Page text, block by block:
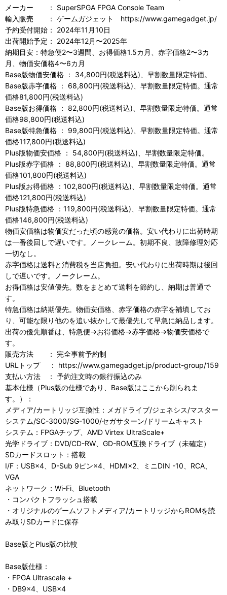
メーカー ： SuperSPGA FPGA Console Team
輸入販売 ： ゲームガジェット https://www.gamegadget.jp/
予約受付開始： 2024年11月10日
出荷開始予定： 2024年12月〜2025年
納期目安：特急便2〜3週間、お得価格1.5カ月、赤字価格2〜3カ
月、物価安価格4〜6カ月
Base版物価安価格 ： 34,800円(税送料込)、早割数量限定特価。
Base版赤字価格 ： 68,800円(税送料込)、早割数量限定特価。通常
価格81,800円(税送料込)
Base版お得価格 ： 82,800円(税送料込)、早割数量限定特価。通常
価格98,800円(税送料込)
Base版特急価格 ： 99,800円(税送料込)、早割数量限定特価。通常
価格117,800円(税送料込)
Plus版物価安価格 ： 54,800円(税送料込)、早割数量限定特価。
Plus版赤字価格 ： 88,800円(税送料込)、早割数量限定特価。通常
価格101,800円(税送料込)
Plus版お得価格 ：102,800円(税送料込)、早割数量限定特価。通常
価格121,800円(税送料込)
Plus版特急価格 ：119,800円(税送料込)、早割数量限定特価。通常
価格146,800円(税送料込)
物価安価格は物価安だった頃の感覚の価格。安い代わりに出荷時期
は一番後回しで遅いです。ノークレーム。初期不良、故障修理対応
一切なし。
赤字価格は送料と消費税を当店負担。安い代わりに出荷時期は後回
しで遅いです。ノークレーム。
お得価格は安値優先。数をまとめて送料を節約し、納期は普通で
す。
特急価格は納期優先。物価安価格、赤字価格の赤字を補填してお
り、可能な限り他のを追い抜かして最優先して早急に納品します。
出荷の優先順番は、特急便→お得価格→赤字価格→物価安価格で
す。
販売方法 ： 完全事前予約制
URLトップ ： https://www.gamegadget.jp/product-group/159
支払い方法 ： 予約注文時の銀行振込のみ
基本仕様（Plus版の仕様であり、Base版はここから削られま
す。）：
メディア/カートリッジ互換性：メガドライブ/ジェネシス/マスター
システム/SC-3000/SG-1000/セガサターン/ドリームキャスト
システム：FPGAチップ、AMD Virtex UltraScale+
光学ドライブ：DVD/CD-RW、GD-ROM互換ドライブ（未確定）
SDカードスロット：搭載
I/F：USB×4、D-Sub 9ピン×4、HDMI×2、ミニDIN -10、RCA、
VGA
ネットワーク：Wi-Fi、Bluetooth
・コンパクトフラッシュ搭載
・オリジナルのゲームソフトメディア/カートリッジからROMを読
み取りSDカードに保存
Base版とPlus版の比較
Base版仕様：
・FPGA Ultrascale +
・DB9×4、USB×4